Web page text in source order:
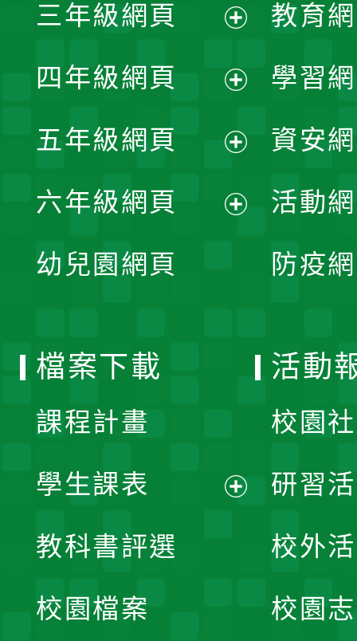
選
單
開
選
單
三年級網頁
開
選
單
四年級網頁
開
選
五年級網頁
開
六年級網頁
幼兒園網頁
教育
學習
資安
活動
防疫
檔案下載
課程計畫
學生課表
教科書評選
校園檔案
活動
校園
研習
校外
校園